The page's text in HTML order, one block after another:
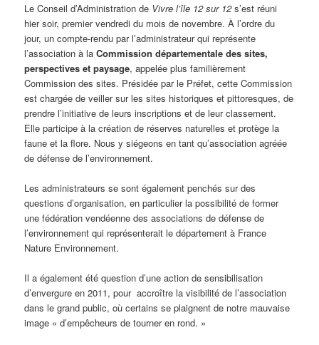
Le Conseil d’Administration de Vivre l’île 12 sur 12s’est réuni
hier soir, premier vendredi du mois de novembre. À l’ordre du
jour, un compte-rendu par l’administrateur qui représente
l’association à laCommission départementale des sites,
perspectives et paysage, appelée plus familièrement
Commission des sites. Présidée par le Préfet, cette Commission
est chargée de veiller sur les sites historiques et pittoresques, de
prendre l’initiative de leurs inscriptions et de leur classement.
Elle participe à la création de réserves naturelles et protège la
faune et la flore. Nous y siégeons en tant qu’association agréée
de défense de l’environnement.
Les administrateurs se sont également penchés sur des
questions d’organisation, en particulier la possibilité de former
une fédération vendéenne des associations de défense de
l’environnement qui représenterait le département à France
Nature Environnement.
Il a également été question d’une action de sensibilisation
d’envergure en 2011, pour accroître la visibilité de l’association
dans le grand public, où certains se plaignent de notre mauvaise
image « d’empêcheurs de tourner en rond. »